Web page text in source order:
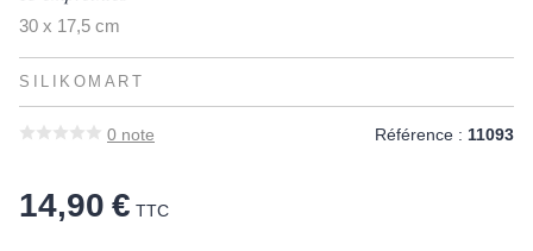
30 x 17,5 cm
SILIKOMART
0 note Référence : 11093
14,90 € TTC